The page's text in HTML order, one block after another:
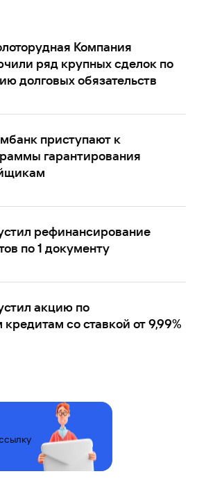
Компания
ряд крупных сделок по
долговых обязательств
приступают к
гарантирования
рефинансирование
по 1 документу
акцию по
со ставкой от 9,99%